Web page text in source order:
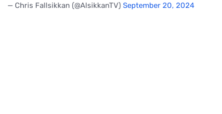
— Chris Fallsikkan (@AlsikkanTV) September 20, 2024